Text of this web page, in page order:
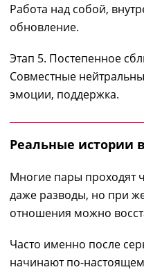
Работа над собой,
обновление.
Этап 5. Постепенное
Совместные
эмоции, поддержка.
Реальные истории
Многие пары проходят
даже разводы, но при
отношения можно
Часто именно после
начинают по-